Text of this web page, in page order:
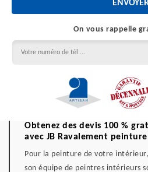
On vous rappelle
Obtenez des devis 100 %
avec JB Ravalement peinture
Pour la peinture de votre
son équipe de peintres intérieurs